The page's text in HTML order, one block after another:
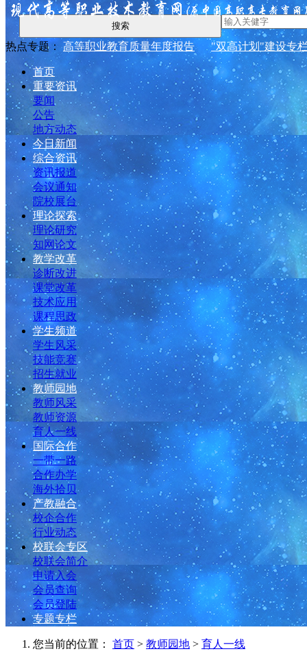
搜索
热点专题： 高等职业教育质量年度报告 "双高计划"建设专
首页
重要资讯
要闻
公告
地方动态
今日新闻
综合资讯
资讯报道
会议通知
院校展台
理论探索
理论研究
知网论文
教学改革
诊断改进
课堂改革
技术应用
课程思政
学生频道
学生风采
技能竞赛
招生就业
教师园地
教师风采
教师资源
育人一线
国际合作
一带一路
合作办学
海外拾贝
产教融合
校企合作
行业动态
校联会专区
校联会简介
申请入会
会员查询
会员登陆
专题专栏
您当前的位置： 首页 > 教师园地 > 育人一线